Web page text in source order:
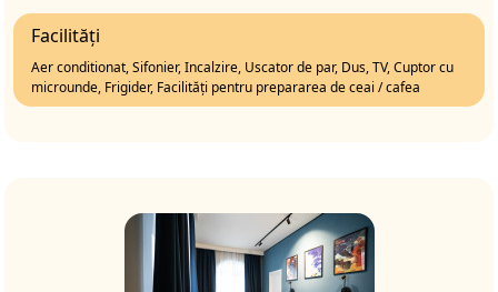
Facilități
Aer conditionat, Sifonier, Incalzire, Uscator de par, Dus, TV, Cuptor cu
microunde, Frigider, Facilități pentru prepararea de ceai / cafea